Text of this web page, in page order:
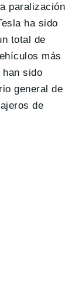
paralización
ha sido
total de
más
sido
general de
de